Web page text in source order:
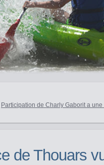
Participation de Charly Gaborit a
de Thouars